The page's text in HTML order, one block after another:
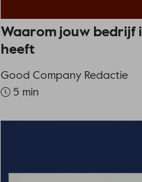
Waarom jouw bedrijf
heeft
Good Company Redactie
5 min